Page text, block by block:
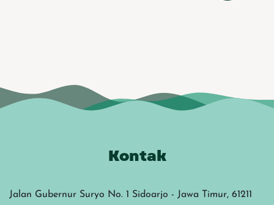
Kontak
Jalan Gubernur Suryo No. 1 Sidoarjo - Jawa Timur, 61211